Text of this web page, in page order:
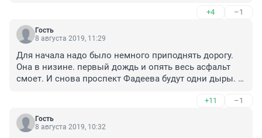
+4 –1
Гость
8 августа 2019, 11:29
Для начала надо было немного приподнять дорогу.
Она в низине. первый дождь и опять весь асфальт
смоет. И снова проспект Фадеева будут одни дыры.
в школу и обратно по огромным лужам идут!+11 –1
Гость
8 августа 2019, 10:32